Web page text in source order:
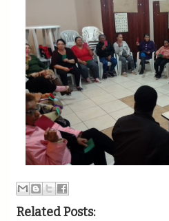
Related Posts: